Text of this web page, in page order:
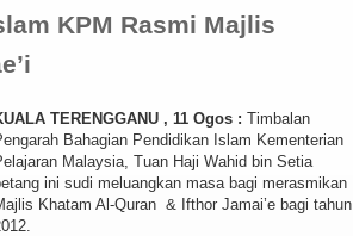
KPM Rasmi Majlis
TERENGGANU , 11 Ogos : Timbalan
Bahagian Pendidikan Islam Kementerian
Malaysia, Tuan Haji Wahid bin Setia
ini sudi meluangkan masa bagi merasmikan
Khatam Al-Quran & Ifthor Jamai’e bagi tahun